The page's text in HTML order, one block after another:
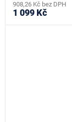
908,26 Kč bez DPH
1 099 Kč